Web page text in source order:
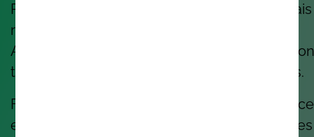
Pessoas que trabalham com a tecnologia mais
recente, de IA, Cloud & Security a DevOps,
Application Development e Enterprise
transformando negócios e melhorando vidas.
Fomos reconhecidos como #1 Best Workplace
em Portugal. Ficamos muito felizes. Mas